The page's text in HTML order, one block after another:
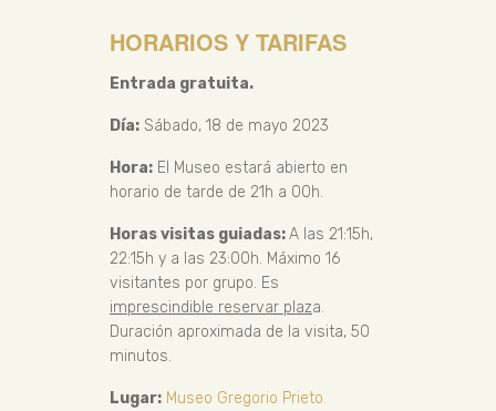
HORARIOS Y TARIFAS
Entrada gratuita.
Día: Sábado, 18 de mayo 2023
Hora: El Museo estará abierto en
horario de tarde de 21h a 00h.
Horas visitas guiadas:A las 21:15h,
22:15h y a las 23:00h. Máximo 16
visitantes por grupo. Es
imprescindible reservar plaza.
Duración aproximada de la visita, 50
minutos.
Lugar: Museo Gregorio Prieto.